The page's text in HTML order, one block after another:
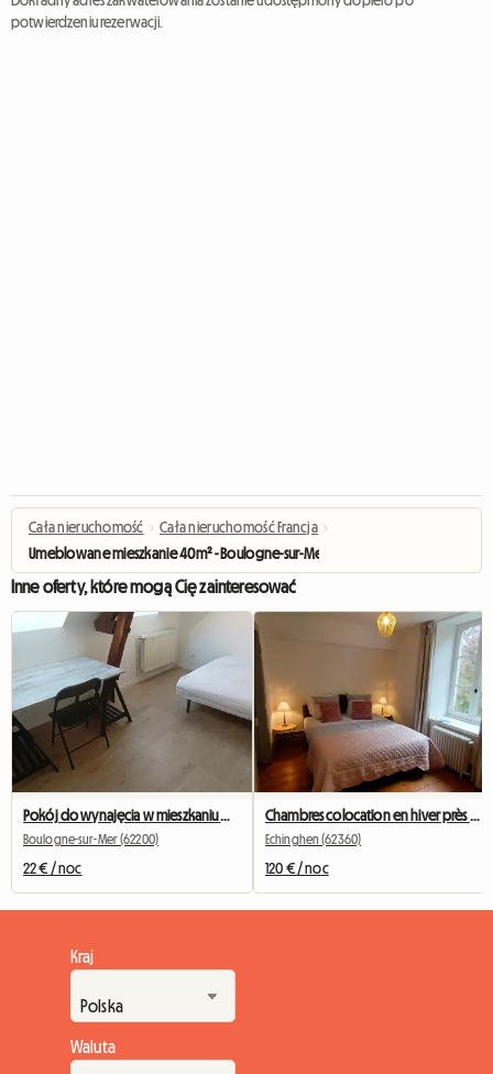
potwierdzeniu rezerwacji.
Cała nieruchomość › Cała nieruchomość Francja ›
Umeblowane mieszkanie 40m² - Boulogne-sur-Mer
Inne oferty, które mogą Cię zainteresować
Boulogne-sur-Mer (62200)
22 € / noc
Echinghen (62360)
120 € / noc
Kraj
Waluta